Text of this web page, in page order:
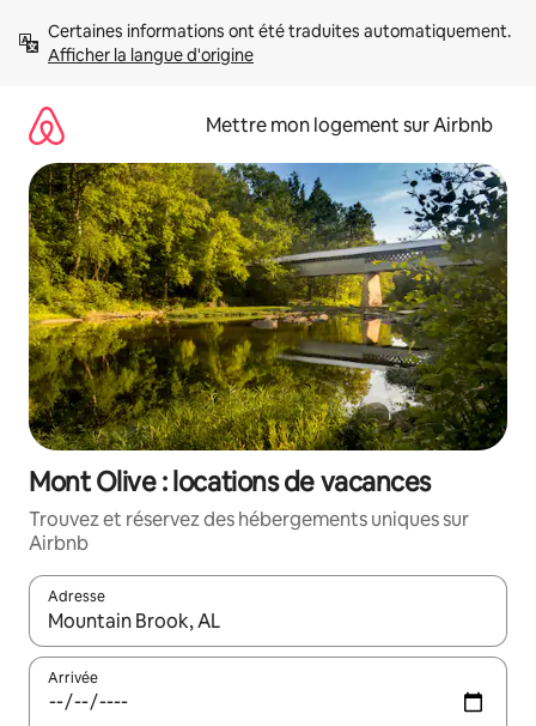
directement
Afficher la langue d'origine
Mettre mon logement sur Airbnb
Mont Olive : locations de vacances
Trouvez et réservez des hébergements uniques sur
Airbnb
Adresse
Lorsque les résultats s'affichent, utilisez les flèches vers le
Arrivée